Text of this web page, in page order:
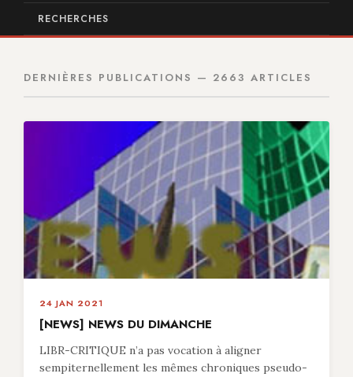
RECHERCHES
DERNIÈRES PUBLICATIONS — 2663 ARTICLES
24 JAN 2021
[NEWS] NEWS DU DIMANCHE
LIBR-CRITIQUE n’a pas vocation à aligner
sempiternellement les mêmes chroniques pseudo-